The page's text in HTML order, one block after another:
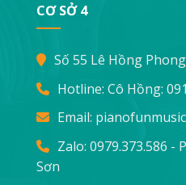
CƠ SỞ 4
Số 55 Lê Hồng
Hotline: Cô Hồng:
Email:
Zalo: 0979.373.586 -
Sơn